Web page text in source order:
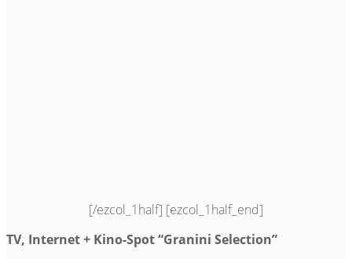
[/ezcol_1half] [ezcol_1half_end]
TV, Internet + Kino-Spot “Granini Selection”